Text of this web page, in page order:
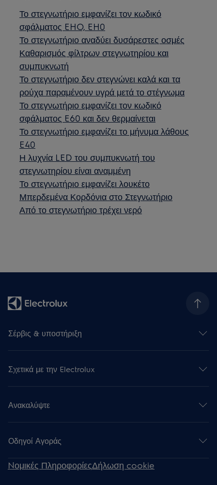
Το στεγνωτήριο εμφανίζει τον κωδικό
σφάλματος EHO, EH0
Το στεγνωτήριο αναδύει δυσάρεστες οσμές
Καθαρισμός φίλτρων στεγνωτηρίου και
συμπυκνωτή
Το στεγνωτήριο δεν στεγνώνει καλά και τα
ρούχα παραμένουν υγρά μετά το στέγνωμα
Το στεγνωτήριο εμφανίζει τον κωδικό
σφάλματος E60 και δεν θερμαίνεται
Το στεγνωτήριο εμφανίζει το μήνυμα λάθους
E40
Η λυχνία LED του συμπυκνωτή του
στεγνωτηρίου είναι αναμμένη
Το στεγνωτήριο εμφανίζει λουκέτο
Μπερδεμένα Κορδόνια στο Στεγνωτήριο
Από το στεγνωτήριο τρέχει νερό
Σέρβις & υποστήριξη
Σχετικά με την Electrolux
Ανακαλύψτε
Οδηγοί Αγοράς
Nομικές ΠληροφορίεςΔήλωση cookie